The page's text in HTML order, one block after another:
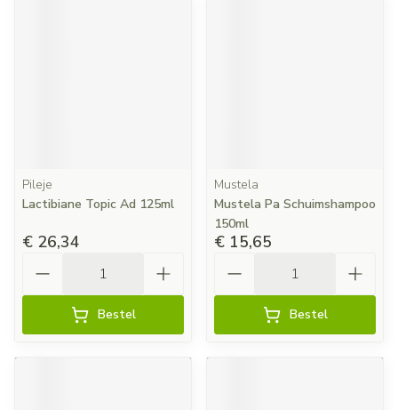
Pileje
Lactibiane Topic Ad 125ml
€ 26,34
Bestel
Mustela
Mustela Pa Schuimshampoo
150ml
€ 15,65
Bestel